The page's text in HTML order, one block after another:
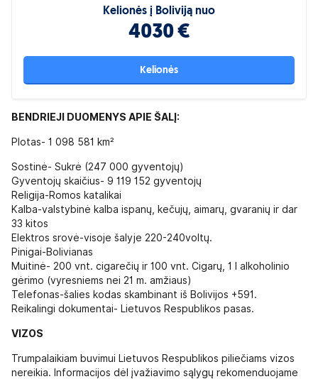
Kelionės į Boliviją nuo
4030 €
Kelionės
BENDRIEJI DUOMENYS APIE ŠALĮ:
Plotas- 1 098 581 km²
Sostinė- Sukrė (247 000 gyventojų)
Gyventojų skaičius- 9 119 152 gyventojų
Religija-Romos katalikai
Kalba-valstybinė kalba ispanų, kečujų, aimarų, gvaranių ir dar
33 kitos
Elektros srovė-visoje šalyje 220-240voltų.
Pinigai-Bolivianas
Muitinė- 200 vnt. cigarečių ir 100 vnt. Cigarų, 1 l alkoholinio
gėrimo (vyresniems nei 21 m. amžiaus)
Telefonas-šalies kodas skambinant iš Bolivijos +591.
Reikalingi dokumentai- Lietuvos Respublikos pasas.
VIZOS
Trumpalaikiam buvimui Lietuvos Respublikos piliečiams vizos
nereikia. Informacijos dėl įvažiavimo sąlygų rekomenduojame